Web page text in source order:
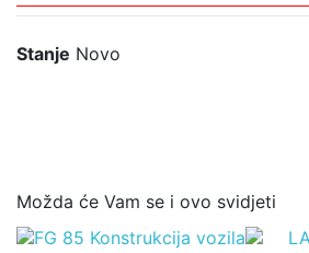
Stanje Novo
Možda će Vam se i ovo svidjeti